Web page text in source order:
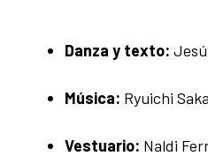
Danza y texto:
Música: Ryuichi
Vestuario: Naldi